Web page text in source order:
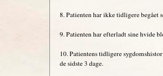
8. Patienten har ikke tidligere begået
9. Patienten har efterladt sine hvide
10. Patientens tidligere
de sidste 3 dage.